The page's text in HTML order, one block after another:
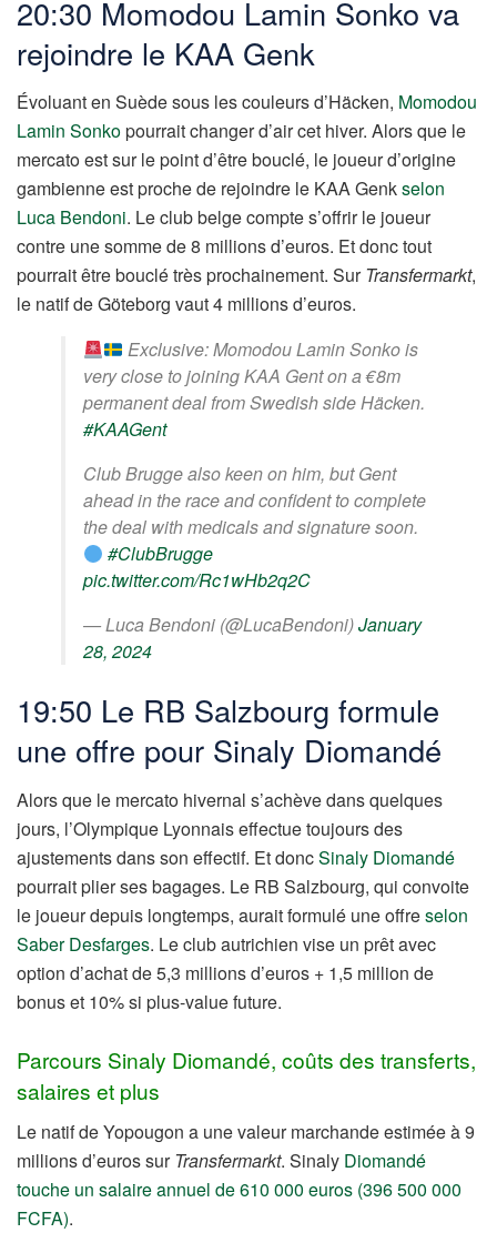
20:30 Momodou Lamin Sonko va
rejoindre le KAA Genk
Évoluant en Suède sous les couleurs d’Häcken, Momodou
Lamin Sonkopourrait changer d’air cet hiver. Alors que le
mercato est sur le point d’être bouclé, le joueur d’origine
gambienne est proche de rejoindre le KAA Genkselon
Luca Bendoni. Le club belge compte s’offrir le joueur
contre une somme de 8 millions d’euros. Et donc tout
pourrait être bouclé très prochainement. Sur Transfermarkt,
le natif de Göteborg vaut 4 millions d’euros.
Exclusive: Momodou Lamin Sonko is
very close to joining KAA Gent on a €8m
permanent deal from Swedish side Häcken.
#KAAGent
Club Brugge also keen on him, but Gent
ahead in the race and confident to complete
the deal with medicals and signature soon.
#ClubBrugge
pic.twitter.com/Rc1wHb2q2C
— Luca Bendoni (@LucaBendoni)January
28, 2024
19:50 Le RB Salzbourg formule
une offre pour Sinaly Diomandé
Alors que le mercato hivernal s’achève dans quelques
jours, l’Olympique Lyonnais effectue toujours des
ajustements dans son effectif. Et doncSinaly Diomandé
pourrait plier ses bagages. Le RB Salzbourg, qui convoite
le joueur depuis longtemps, aurait formulé une offreselon
Saber Desfarges. Le club autrichien vise un prêt avec
option d’achat de 5,3 millions d’euros + 1,5 million de
bonus et 10% si plus-value future.
Parcours Sinaly Diomandé, coûts des transferts,
salaires et plus
Le natif de Yopougon a une valeur marchande estimée à 9
millions d’euros sur Transfermarkt. Sinaly Diomandé
touche un salaire annuel de 610 000 euros (396 500 000
FCFA).